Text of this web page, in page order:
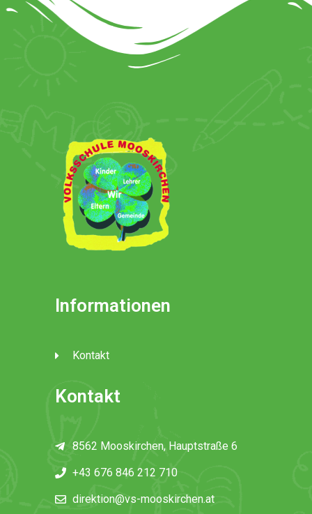
Informationen
Kontakt
Kontakt
8562 Mooskirchen, Hauptstraße 6
+43 676 846 212 710
direktion@vs-mooskirchen.at